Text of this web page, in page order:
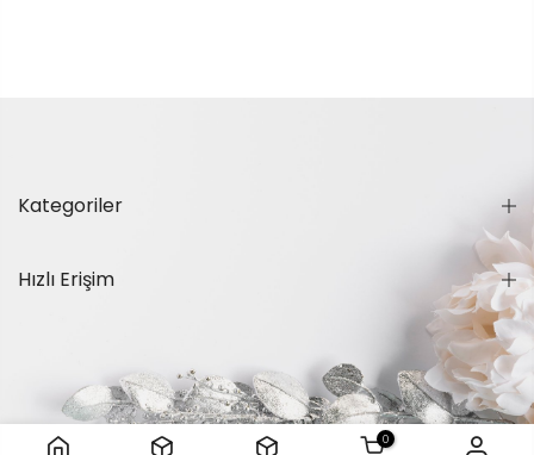
Kategoriler
Hızlı Erişim
0